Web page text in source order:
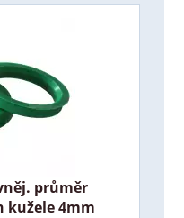
průměr
kužele 4mm